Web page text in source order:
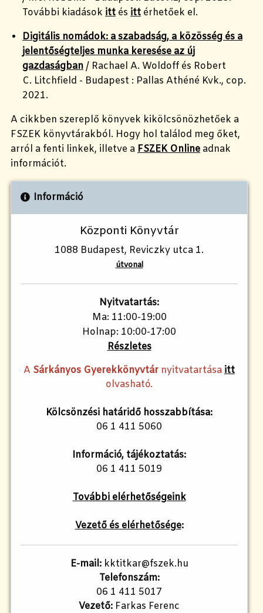
További kiadások itt és itt érhetőek el.
Digitális nomádok: a szabadság, a közösség és a
jelentőségteljes munka keresése az új
gazdaságban/ Rachael A. Woldoff és Robert
C. Litchfield - Budapest : Pallas Athéné Kvk., cop.
2021.
A cikkben szereplő könyvek kikölcsönözhetőek a
FSZEK könyvtárakból. Hogy hol találod meg őket,
arról a fenti linkek, illetve a FSZEK Online adnak
információt.
Információ
Központi Könyvtár
1088 Budapest, Reviczky utca 1.
útvonal
Nyitvatartás:
Ma: 11:00-19:00
Holnap: 10:00-17:00
Részletes
A Sárkányos Gyerekkönyvtár nyitvatartása itt
olvasható.
Kölcsönzési határidő hosszabbítása:
06 1 411 5060
Információ, tájékoztatás:
06 1 411 5019
További elérhetőségeink
Vezető és elérhetősége:
E-mail:kktitkar@fszek.hu
Telefonszám:
06 1 411 5017
Vezető: Farkas Ferenc